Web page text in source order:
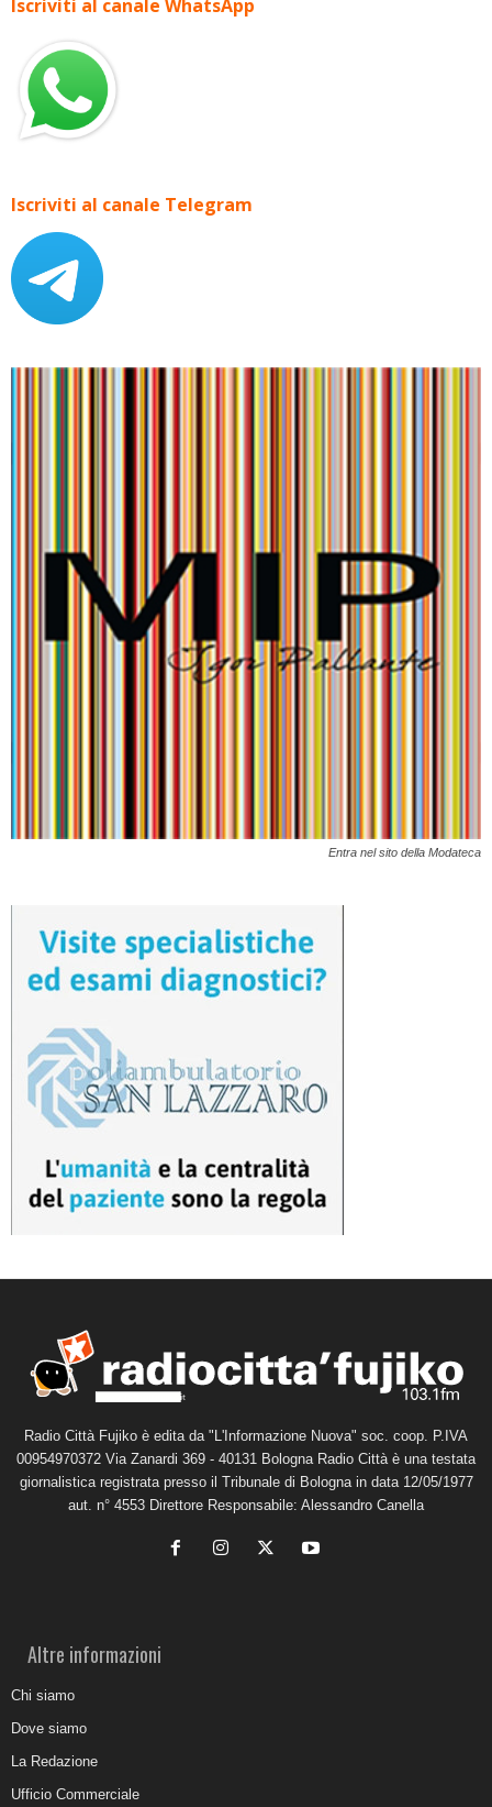
Iscriviti al canale WhatsApp
Iscriviti al canale Telegram
Entra nel sito della Modateca
Radio Città Fujiko è edita da "L'Informazione Nuova" soc. coop. P.IVA
00954970372 Via Zanardi 369 - 40131 Bologna Radio Città è una testata
giornalistica registrata presso il Tribunale di Bologna in data 12/05/1977
aut. n° 4553 Direttore Responsabile: Alessandro Canella
Altre informazioni
Chi siamo
Dove siamo
La Redazione
Ufficio Commerciale